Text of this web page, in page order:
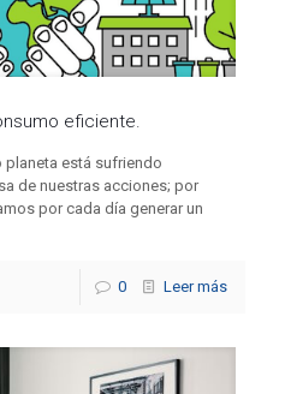
eficiente.
planeta está sufriendo
de nuestras acciones; por
por cada día generar un
0 Leer más